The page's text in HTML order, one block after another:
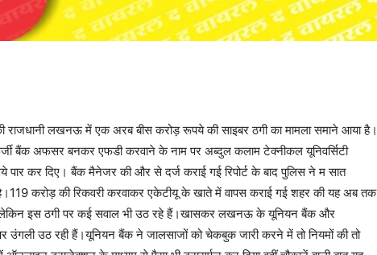
लखनऊ में एक अरब बीस करोड़ रूपये की साइबर ठगी का मामला समाने आया है।
बैंक अफसर बनकर एफडी करवाने के नाम पर अब्दुल कलाम टेक्नीकल यूनिवर्सिटी
कर दिए। बैंक मैनेजर की और से दर्ज कराई गई रिपोर्ट के बाद पुलिस ने म सात
है।119 करोड़ की रिकवरी करवाकर एकेटीयू के खाते में वापस कराई गई शहर की यह अब तक
इस ठगी पर कई सवाल भी उठ रहे हैं।खासकर लखनऊ के यूनियन बैंक और
उंगली उठ रही हैं।यूनियन बैंक ने जालसाजों को चेकबुक जारी करने में तो नियमों की तो